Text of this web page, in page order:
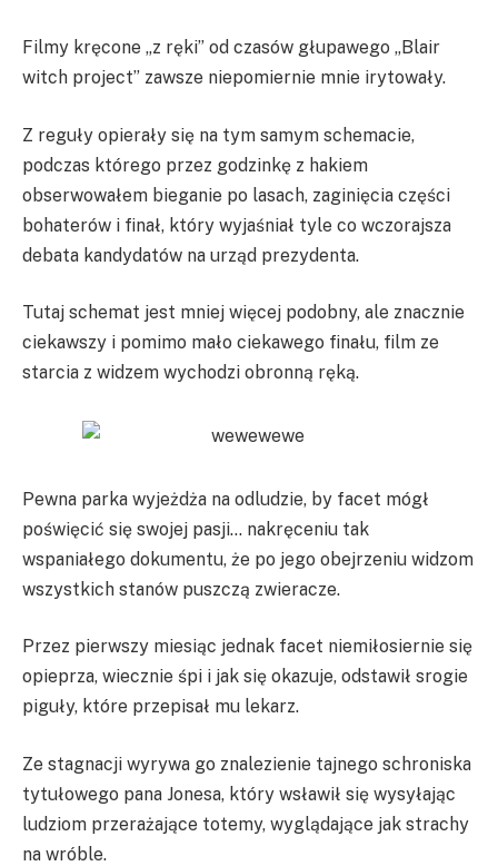
Filmy kręcone „z ręki” od czasów głupawego „Blair
witch project” zawsze niepomiernie mnie irytowały.
Z reguły opierały się na tym samym schemacie,
podczas którego przez godzinkę z hakiem
obserwowałem bieganie po lasach, zaginięcia części
bohaterów i finał, który wyjaśniał tyle co wczorajsza
debata kandydatów na urząd prezydenta.
Tutaj schemat jest mniej więcej podobny, ale znacznie
ciekawszy i pomimo mało ciekawego finału, film ze
starcia z widzem wychodzi obronną ręką.
Pewna parka wyjeżdża na odludzie, by facet mógł
poświęcić się swojej pasji… nakręceniu tak
wspaniałego dokumentu, że po jego obejrzeniu widzom
wszystkich stanów puszczą zwieracze.
Przez pierwszy miesiąc jednak facet niemiłosiernie się
opieprza, wiecznie śpi i jak się okazuje, odstawił srogie
piguły, które przepisał mu lekarz.
Ze stagnacji wyrywa go znalezienie tajnego schroniska
tytułowego pana Jonesa, który wsławił się wysyłając
ludziom przerażające totemy, wyglądające jak strachy
na wróble.